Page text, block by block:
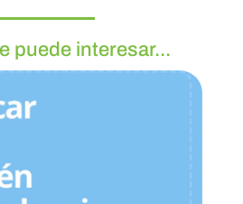
puede interesar...